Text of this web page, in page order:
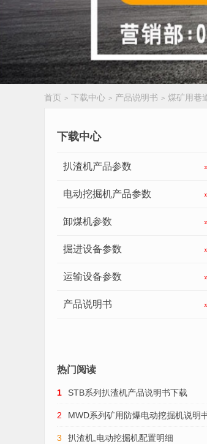
首页 > 下载中心 > 产品说明书 > 煤矿用巷
下载中心
扒渣机产品参数
电动挖掘机产品参数
卸煤机参数
掘进设备参数
运输设备参数
产品说明书
热门阅读
1 STB系列扒渣机产品说明书下载
2 MWD系列矿用防爆电动挖掘机说明
3 扒渣机,电动挖掘机配置明细